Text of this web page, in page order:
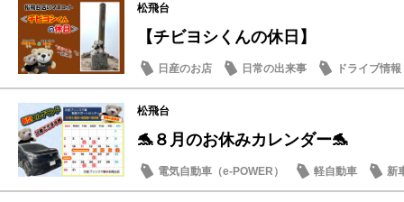
松飛台
【チビヨシくんの休日】
日産のお店 日常の出来事 ドライブ情報
松飛台
🐬８月のお休みカレンダー🐬
電気自動車（e-POWER） 軽自動車
新
日産のお店